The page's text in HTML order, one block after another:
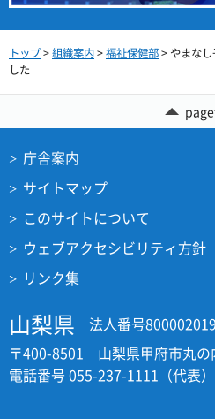
トップ>組織案内>福祉保健部> やまな
した
庁舎案内
サイトマップ
このサイトについて
ウェブアクセシビリティ方針
リンク集
山梨県
法人番号
〒400-8501 山梨県甲府市丸の
電話番号 055-237-1111（代表）